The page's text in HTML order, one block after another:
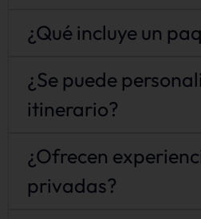
¿Qué incluye un
¿Se puede
itinerario?
¿Ofrecen
privadas?